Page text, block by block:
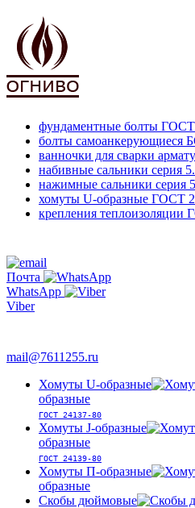
фундаментные болты ГОСТ
болты самоанкерующиеся
ванночки для сварки
набивные сальники серия
нажимные сальники серия
хомуты U-образные ГОСТ
крепления теплоизоляции
Почта
WhatsApp
Viber
mail@7611255.ru
Хомуты U-образные
образные
ГОСТ 24137-80
Хомуты J-образные
образные
ГОСТ 24139-80
Хомуты П-образные
образные
Скобы дюймовые